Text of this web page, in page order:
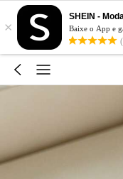
×
SHEIN -
Baixe o App e